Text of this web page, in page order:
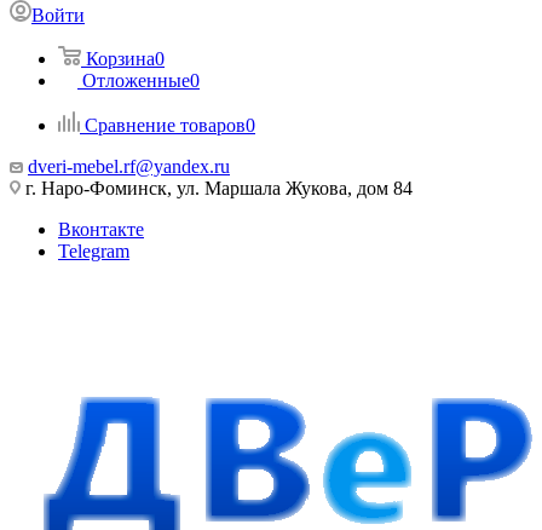
Войти
Корзина0
Отложенные0
Сравнение товаров0
dveri-mebel.rf@yandex.ru
г. Наро-Фоминск, ул. Маршала Жукова, дом 84
Вконтакте
Telegram